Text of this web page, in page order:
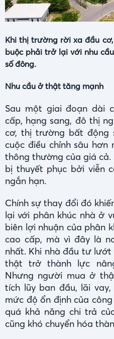
Khi thị trường rời xa đầu
buộc phải trở lại với nhu
số đông.
Nhu cầu ở thật tăng mạnh
Sau một giai đoạn dài
cấp, hạng sang, đô thị
cơ, thị trường bất động
cuộc điều chỉnh sâu hơn
thông thường của giá
bị thuyết phục bởi viễn
ngắn hạn.
Chính sự thay đổi đó
lại với phân khúc nhà ở
biên lợi nhuận của phân
cao cấp, mà vì đây là
nhất. Khi nhà đầu tư
thật trở thành lực
Nhưng người mua ở
tích lũy ban đầu, lãi
mức độ ổn định của
quá khả năng chi trả
cũng khó chuyển hóa